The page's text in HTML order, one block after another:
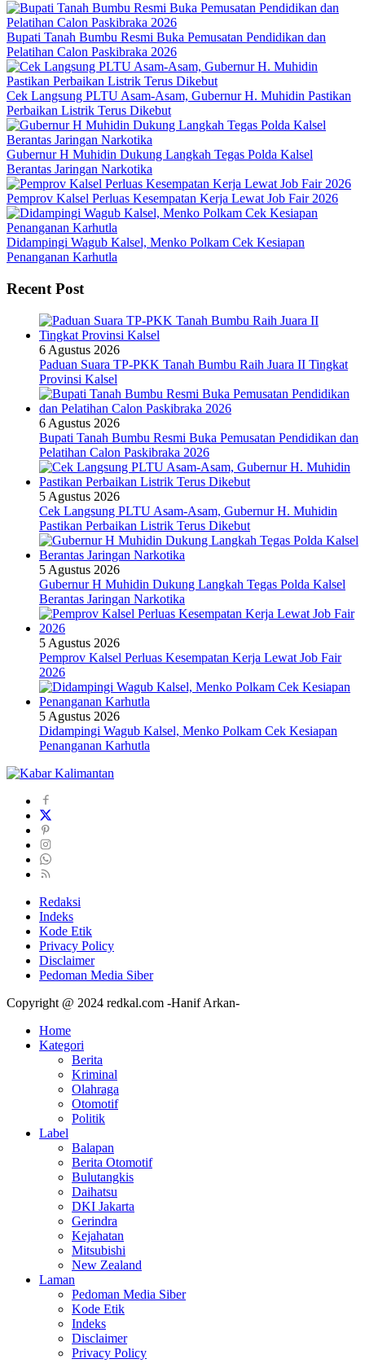
Bupati Tanah Bumbu Resmi Buka Pemusatan Pendidikan dan
Pelatihan Calon Paskibraka 2026
Cek Langsung PLTU Asam-Asam, Gubernur H. Muhidin Pastikan
Perbaikan Listrik Terus Dikebut
Gubernur H Muhidin Dukung Langkah Tegas Polda Kalsel
Berantas Jaringan Narkotika
Pemprov Kalsel Perluas Kesempatan Kerja Lewat Job Fair 2026
Didampingi Wagub Kalsel, Menko Polkam Cek Kesiapan
Penanganan Karhutla
Recent Post
6 Agustus 2026
Paduan Suara TP-PKK Tanah Bumbu Raih Juara II Tingkat
Provinsi Kalsel
6 Agustus 2026
Bupati Tanah Bumbu Resmi Buka Pemusatan Pendidikan dan
Pelatihan Calon Paskibraka 2026
5 Agustus 2026
Cek Langsung PLTU Asam-Asam, Gubernur H. Muhidin
Pastikan Perbaikan Listrik Terus Dikebut
5 Agustus 2026
Gubernur H Muhidin Dukung Langkah Tegas Polda Kalsel
Berantas Jaringan Narkotika
5 Agustus 2026
Pemprov Kalsel Perluas Kesempatan Kerja Lewat Job Fair
2026
5 Agustus 2026
Didampingi Wagub Kalsel, Menko Polkam Cek Kesiapan
Penanganan Karhutla
Redaksi
Indeks
Kode Etik
Privacy Policy
Disclaimer
Pedoman Media Siber
Copyright @ 2024 redkal.com -Hanif Arkan-
Home
Kategori
Berita
Kriminal
Olahraga
Otomotif
Politik
Label
Balapan
Berita Otomotif
Bulutangkis
Daihatsu
DKI Jakarta
Gerindra
Kejahatan
Mitsubishi
New Zealand
Laman
Pedoman Media Siber
Kode Etik
Indeks
Disclaimer
Privacy Policy